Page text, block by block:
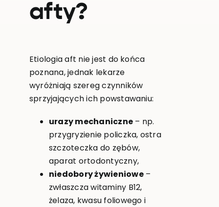
afty?
Etiologia aft nie jest do końca
poznana, jednak lekarze
wyróżniają szereg czynników
sprzyjających ich powstawaniu:
urazy mechaniczne – np.
przygryzienie policzka, ostra
szczoteczka do zębów,
aparat ortodontyczny,
niedobory żywieniowe–
zwłaszcza witaminy B12,
żelaza, kwasu foliowego i